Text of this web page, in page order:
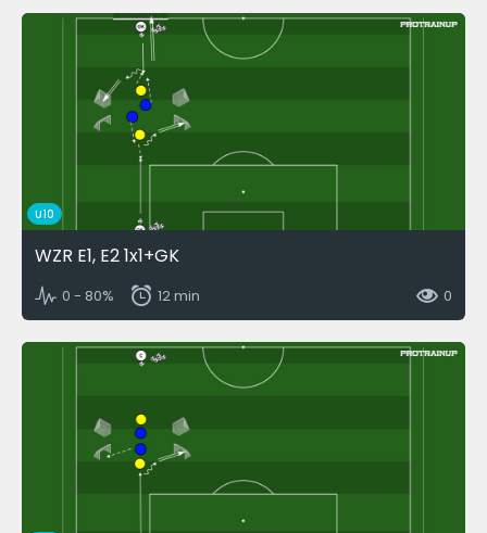
U10
WZR E1, E2 1x1+GK
0 - 80% 12 min 0